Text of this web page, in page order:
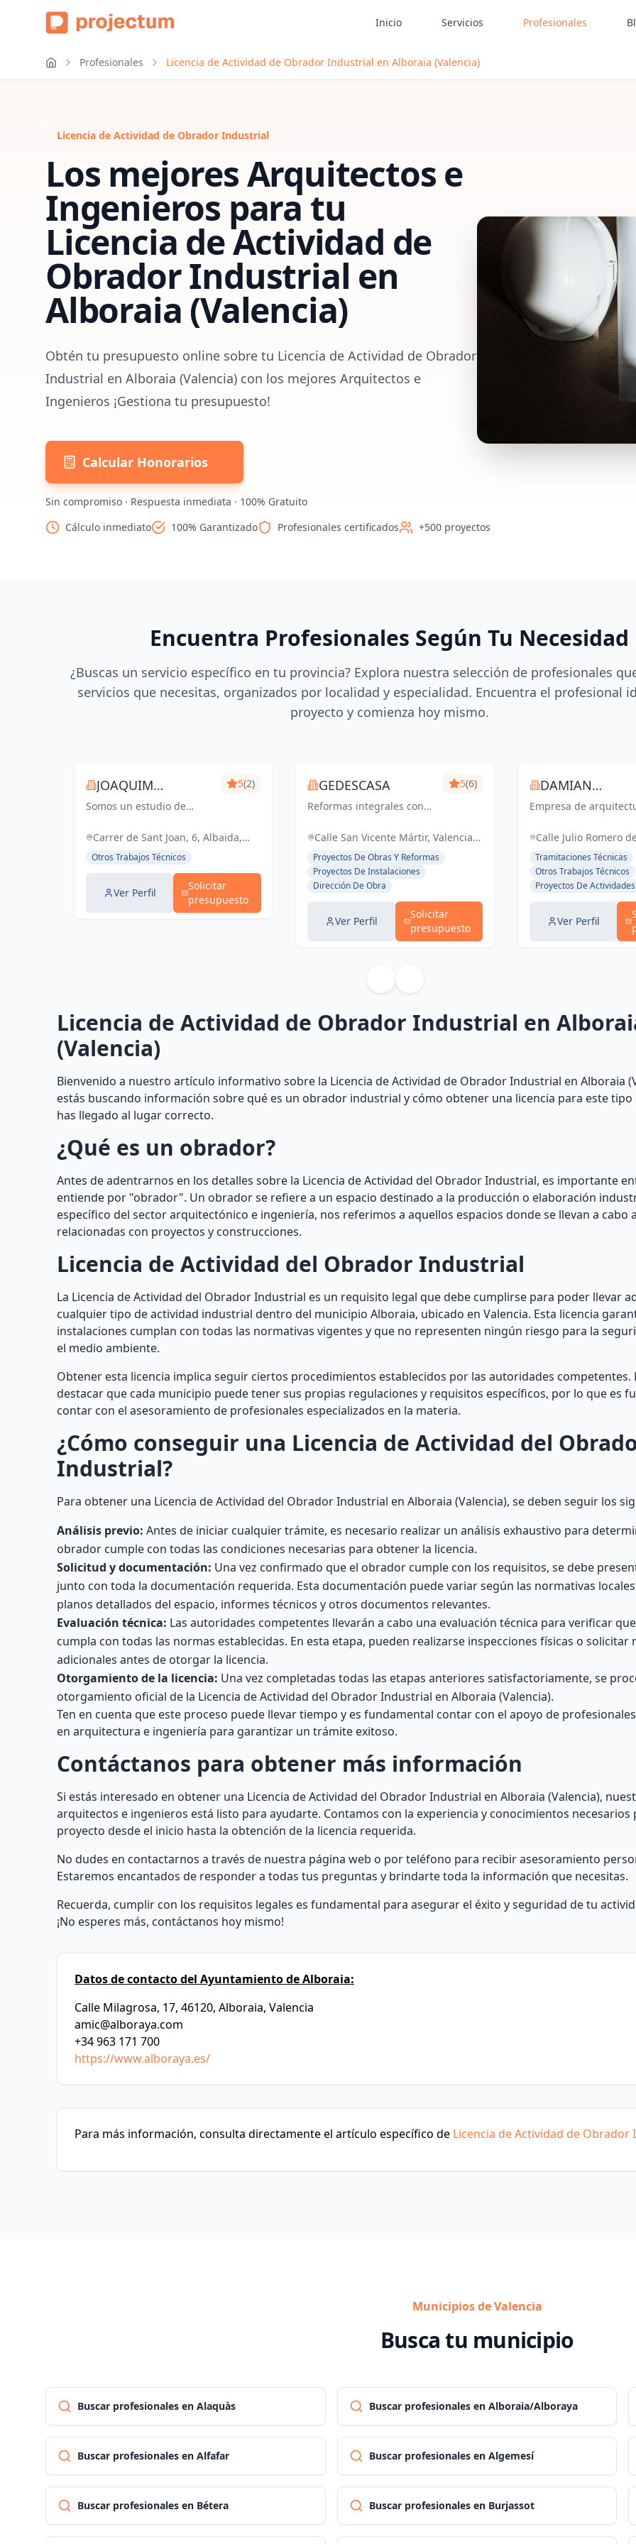
Inicio Servicios Profesionales
Profesionales Licencia de Actividad de Obrador Industrial en Alboraia (Valencia)
Licencia de Actividad de Obrador Industrial
Los mejores Arquitectos e
Ingenieros para tu
Licencia de Actividad de
Obrador Industrial en
Alboraia (Valencia)
Obtén tu presupuesto online sobre tu Licencia de Actividad de Obrador
Industrial en Alboraia (Valencia) con los mejores Arquitectos e
Ingenieros ¡Gestiona tu presupuesto!
Calcular Honorarios
Sin compromiso · Respuesta inmediata · 100% Gratuito
Cálculo inmediato
100% Garantizado Profesionales certificados +500 proyectos
Encuentra Profesionales Según Tu Necesidad
¿Buscas un servicio específico en tu provincia? Explora nuestra selección de profesionales
servicios que necesitas, organizados por localidad y especialidad. Encuentra el profesional
proyecto y comienza hoy mismo.
JOAQUIM
MUNTADA
Somos un estudio de
pluridisciplinar, realizamos
ejecución, licencias de
actividades y también para
el sector industrial, diseño
5(2)
Carrer de Sant Joan, 6, Albaida,
España, España
Otros Trabajos Técnicos
Ver Perfil
Solicitar
presupuesto
GEDESCASA
Reformas integrales con
cerrado.
5(6)
Calle San Vicente Mártir, Valencia,
España, España
Proyectos De Obras Y Reformas
Proyectos De Instalaciones
Dirección De Obra
Ver Perfil
Solicitar
presupuesto
DAMIAN
ROCAMORA
Empresa de
Calle Julio Romero
Torrent, España,
Tramitaciones Técnicas
Otros Trabajos Técnicos
Proyectos De Actividades
Ver Perfil
Licencia de Actividad de Obrador Industrial en
(Valencia)
Bienvenido a nuestro artículo informativo sobre la Licencia de Actividad de Obrador Industrial en Alboraia
estás buscando información sobre qué es un obrador industrial y cómo obtener una licencia para este tipo
has llegado al lugar correcto.
¿Qué es un obrador?
Antes de adentrarnos en los detalles sobre la Licencia de Actividad del Obrador Industrial, es importante
entiende por "obrador". Un obrador se refiere a un espacio destinado a la producción o elaboración
específico del sector arquitectónico e ingeniería, nos referimos a aquellos espacios donde se llevan a cabo
relacionadas con proyectos y construcciones.
Licencia de Actividad del Obrador Industrial
La Licencia de Actividad del Obrador Industrial es un requisito legal que debe cumplirse para poder llevar
cualquier tipo de actividad industrial dentro del municipio Alboraia, ubicado en Valencia. Esta licencia
instalaciones cumplan con todas las normativas vigentes y que no representen ningún riesgo para la
el medio ambiente.
Obtener esta licencia implica seguir ciertos procedimientos establecidos por las autoridades competentes.
destacar que cada municipio puede tener sus propias regulaciones y requisitos específicos, por lo que es
contar con el asesoramiento de profesionales especializados en la materia.
¿Cómo conseguir una Licencia de Actividad del
Industrial?
Para obtener una Licencia de Actividad del Obrador Industrial en Alboraia (Valencia), se deben seguir los
Análisis previo: Antes de iniciar cualquier trámite, es necesario realizar un análisis exhaustivo para
obrador cumple con todas las condiciones necesarias para obtener la licencia.
Solicitud y documentación: Una vez confirmado que el obrador cumple con los requisitos, se debe
junto con toda la documentación requerida. Esta documentación puede variar según las normativas
planos detallados del espacio, informes técnicos y otros documentos relevantes.
Evaluación técnica: Las autoridades competentes llevarán a cabo una evaluación técnica para verificar
cumpla con todas las normas establecidas. En esta etapa, pueden realizarse inspecciones físicas o solicitar
adicionales antes de otorgar la licencia.
Otorgamiento de la licencia: Una vez completadas todas las etapas anteriores satisfactoriamente, se
otorgamiento oficial de la Licencia de Actividad del Obrador Industrial en Alboraia (Valencia).
Ten en cuenta que este proceso puede llevar tiempo y es fundamental contar con el apoyo de
en arquitectura e ingeniería para garantizar un trámite exitoso.
Contáctanos para obtener más información
Si estás interesado en obtener una Licencia de Actividad del Obrador Industrial en Alboraia (Valencia),
arquitectos e ingenieros está listo para ayudarte. Contamos con la experiencia y conocimientos necesarios
proyecto desde el inicio hasta la obtención de la licencia requerida.
No dudes en contactarnos a través de nuestra página web o por teléfono para recibir asesoramiento
Estaremos encantados de responder a todas tus preguntas y brindarte toda la información que necesitas.
Recuerda, cumplir con los requisitos legales es fundamental para asegurar el éxito y seguridad de tu
¡No esperes más, contáctanos hoy mismo!
Datos de contacto del Ayuntamiento de Alboraia:
Calle Milagrosa, 17, 46120, Alboraia, Valencia
amic@alboraya.com
+34 963 171 700
https://www.alboraya.es/
Para más información, consulta directamente el artículo específico de Licencia de Actividad de Obrador
Municipios de Valencia
Busca tu municipio
Buscar profesionales en Alaquàs Buscar profesionales en Alboraia/Alboraya
Buscar profesionales en Alfafar Buscar profesionales en Algemesí
Buscar profesionales en Bétera Buscar profesionales en Burjassot